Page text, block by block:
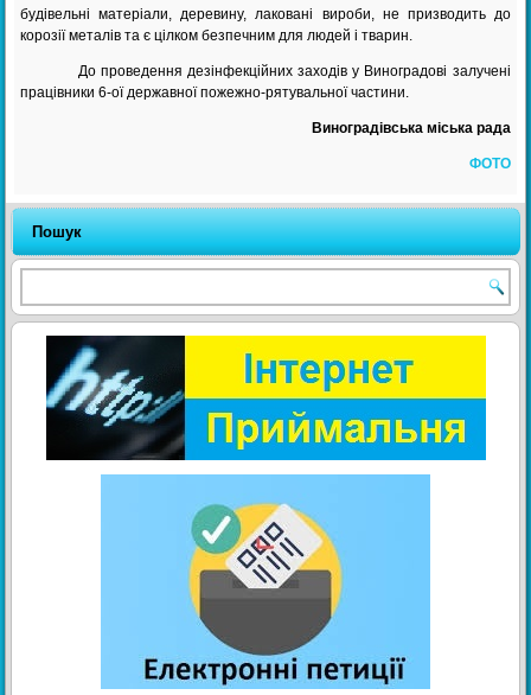
будівельні матеріали, деревину, лаковані вироби, не призводить до
корозії металів та є цілком безпечним для людей і тварин.
До проведення дезінфекційних заходів у Виноградові залучені
працівники 6-ої державної пожежно-рятувальної частини.
Виноградівська міська рада
ФОТО
Пошук